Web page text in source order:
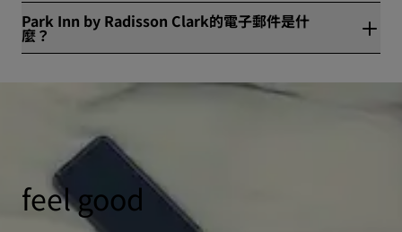
Park Inn by Radisson Clark的電子郵件是什
麼？
feel good